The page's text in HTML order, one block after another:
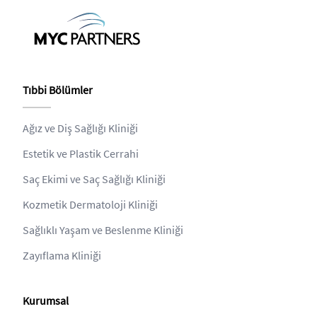
Tıbbi Bölümler
Ağız ve Diş Sağlığı Kliniği
Estetik ve Plastik Cerrahi
Saç Ekimi ve Saç Sağlığı Kliniği
Kozmetik Dermatoloji Kliniği
Sağlıklı Yaşam ve Beslenme Kliniği
Zayıflama Kliniği
Kurumsal